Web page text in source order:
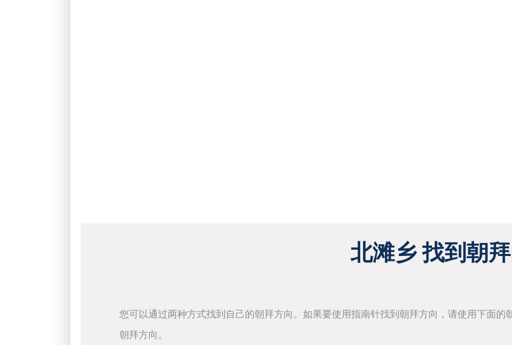
北滩乡 找到朝
您可以通过两种方式找到自己的朝拜方向。如果要使用指南针找到朝拜方向，请使用下面
朝拜方向。